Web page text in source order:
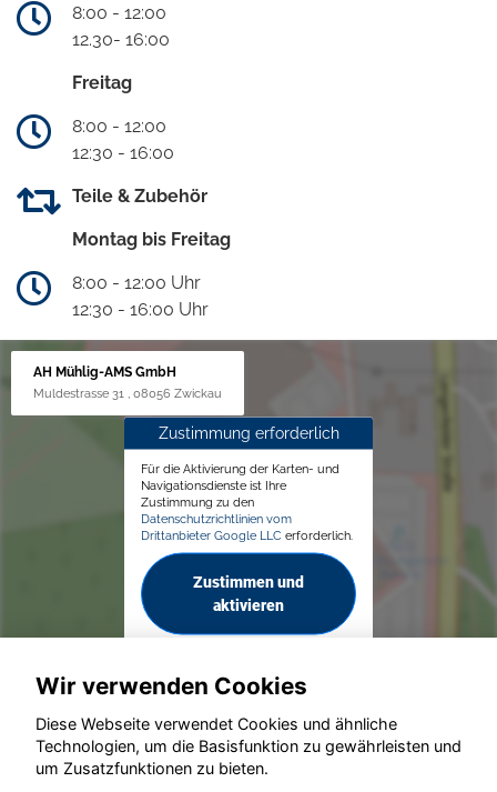
8:00 - 12:00
12.30- 16:00
Freitag
8:00 - 12:00
12:30 - 16:00
Teile & Zubehör
Montag bis Freitag
8:00 - 12:00 Uhr
12:30 - 16:00 Uhr
AH Mühlig-AMS GmbH
Muldestrasse 31 , 08056 Zwickau
Zustimmung erforderlich
Für die Aktivierung der Karten- und
Navigationsdienste ist Ihre
Zustimmung zu den
Datenschutzrichtlinien vom
Drittanbieter Google LLC erforderlich.
Zustimmen und
aktivieren
© konjunkturmotor.de GmbH 2020 - 2026
Wir verwenden Cookies
Diese Webseite verwendet Cookies und ähnliche
Technologien, um die Basisfunktion zu gewährleisten und
um Zusatzfunktionen zu bieten.